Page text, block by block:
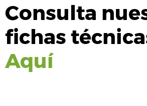
Consulta
fichas
Aquí